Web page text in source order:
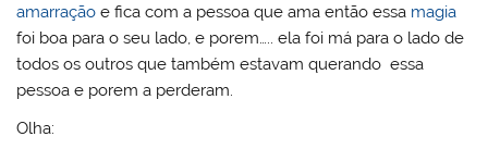
amarração e fica com a pessoa que ama então essa magia
foi boa para o seu lado, e porem….. ela foi má para o lado de
todos os outros que também estavam querando essa
pessoa e porem a perderam.
Olha: